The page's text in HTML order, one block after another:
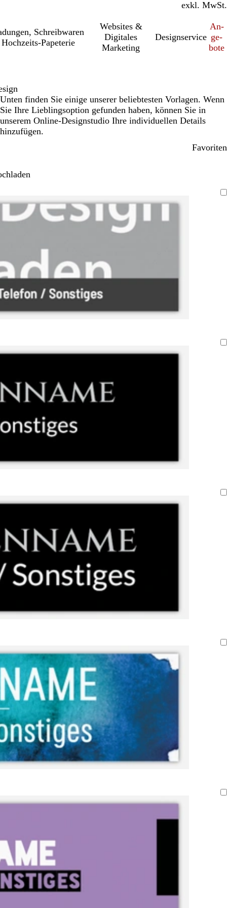
inkl. MwSt.
exkl. MwSt.
Schreib­wa­ren
Papeterie
Websites &
Digitales
Marketing
Designservice
An­­
ge­­
bo­­te
Unten finden Sie einige unserer beliebtesten Vorlagen. Wenn
Sie Ihre Lieblingsoption gefunden haben, können Sie in
unserem Online-Designstudio Ihre individuellen Details
hinzufügen.
Favoriten